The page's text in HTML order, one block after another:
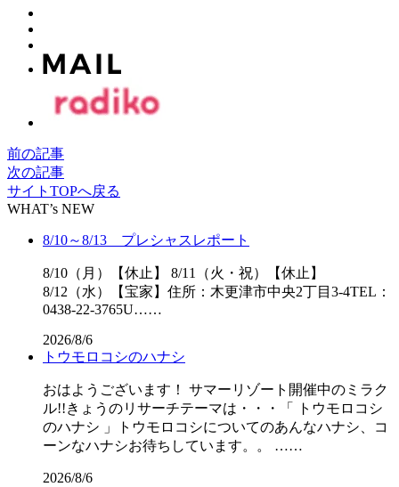
前の記事
次の記事
サイトTOPへ戻る
WHAT’s NEW
8/10～8/13 プレシャスレポート
8/10（月）【休止】 8/11（火・祝）【休止】
8/12（水）【宝家】住所：木更津市中央2丁目3-4TEL：
0438-22-3765U……
2026/8/6
トウモロコシのハナシ
おはようございます！ サマーリゾート開催中のミラク
ル!!きょうのリサーチテーマは・・・「 トウモロコシ
のハナシ 」トウモロコシについてのあんなハナシ、コ
ーンなハナシお待ちしています。。 ……
2026/8/6